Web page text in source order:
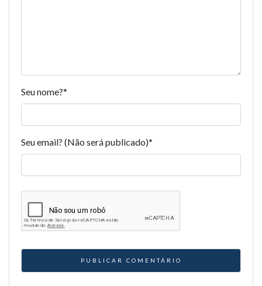
Seu nome?*
Seu email? (Não será publicado)*